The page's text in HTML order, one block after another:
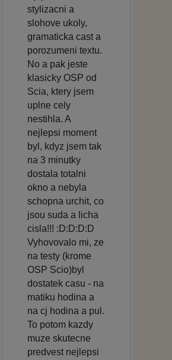
stylizacni a
slohove ukoly,
gramaticka cast a
porozumeni textu.
No a pak jeste
klasicky OSP od
Scia, ktery jsem
uplne cely
nestihla. A
nejlepsi moment
byl, kdyz jsem tak
na 3 minutky
dostala totalni
okno a nebyla
schopna urchit, co
jsou suda a licha
cisla!!! :D:D:D:D
Vyhovovalo mi, ze
na testy (krome
OSP Scio)byl
dostatek casu - na
matiku hodina a
na cj hodina a pul.
To potom kazdy
muze skutecne
predvest nejlepsi